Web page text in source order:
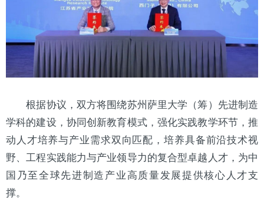
根据协议，双方将围绕苏州萨里大学（筹）先进制造
学科的建设，协同创新教育模式，强化实践教学环节，推
动人才培养与产业需求双向匹配，培养具备前沿技术视
野、工程实践能力与产业领导力的复合型卓越人才，为中
国乃至全球先进制造产业高质量发展提供核心人才支
撑。